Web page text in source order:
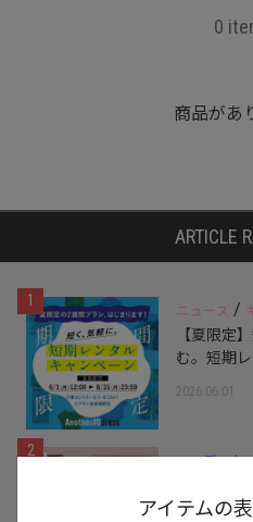
0
商品があ
ARTICLE
1 ニュース /
【夏限定
む。短期
2026.06.01
2 コーディネ
Aug.
を 」
アイテムの